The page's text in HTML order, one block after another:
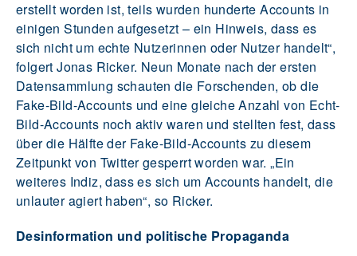
erstellt worden ist, teils wurden hunderte Accounts in
einigen Stunden aufgesetzt – ein Hinweis, dass es
sich nicht um echte Nutzerinnen oder Nutzer handelt“,
folgert Jonas Ricker. Neun Monate nach der ersten
Datensammlung schauten die Forschenden, ob die
Fake-Bild-Accounts und eine gleiche Anzahl von Echt-
Bild-Accounts noch aktiv waren und stellten fest, dass
über die Hälfte der Fake-Bild-Accounts zu diesem
Zeitpunkt von Twitter gesperrt worden war. „Ein
weiteres Indiz, dass es sich um Accounts handelt, die
unlauter agiert haben“, so Ricker.
Desinformation und politische Propaganda